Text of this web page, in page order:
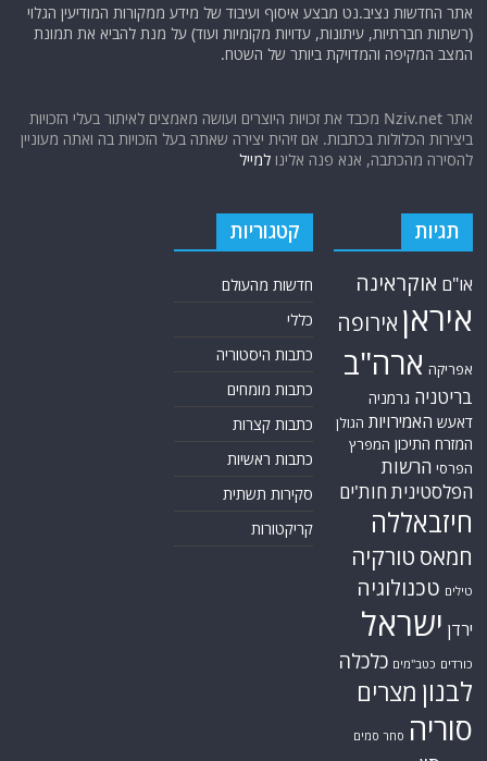
אתר החדשות נציב.נט מבצע איסוף ועיבוד של מידע ממקורות המודיעין הגלוי
(רשתות חברתיות, עיתונות, עדויות מקומיות ועוד) על מנת להביא את תמונת
המצב המקיפה והמדויקת ביותר של השטח.
אתר Nziv.net מכבד את זכויות היוצרים ועושה מאמצים לאיתור בעלי הזכויות
ביצירות הכלולות בכתבות. אם זיהית יצירה שאתה בעל הזכויות בה ואתה מעוניין
להסירה מהכתבה, אנא פנה אלינולמייל
תגיות
או"ם אוקראינה
איראן אירופה
אפריקה ארה"ב
בריטניה גרמניה
דאעש האמירויות הגולן
המזרח התיכון המפרץ
הפרסי הרשות
הפלסטיניתחות'ים
חיזבאללה
חמאס טורקיה
טילים טכנולוגיה
ירדן ישראל
כורדים כטב"מים כלכלה
לבנון מצרים
סוריה סחר סמים
קטגוריות
חדשות מהעולם
כללי
כתבות היסטוריה
כתבות מומחים
כתבות קצרות
כתבות ראשיות
סקירות תשתית
קריקטורות